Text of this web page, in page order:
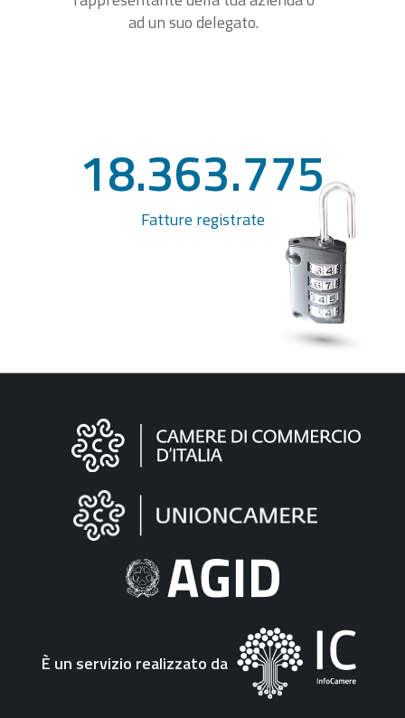
ad un suo delegato.
18.363.775
Fatture registrate
Informazioni
"Fattura
Elettronica"
È un servizio realizzato da